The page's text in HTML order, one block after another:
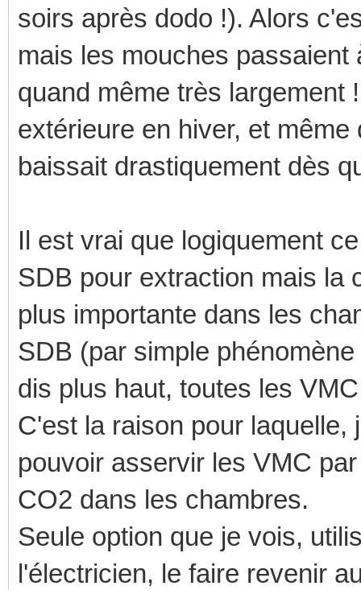
soirs après dodo !). Alors
mais les mouches
quand même très largement
extérieure en hiver, et
baissait drastiquement dès
Il est vrai que logiquement
SDB pour extraction mais la
plus importante dans les
SDB (par simple
dis plus haut, toutes les
C'est la raison pour
pouvoir asservir les VMC
CO2 dans les chambres.
Seule option que je vois,
l'électricien, le faire revenir